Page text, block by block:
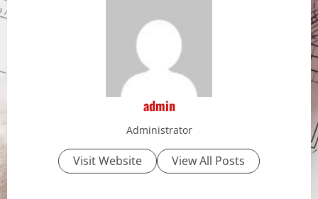
admin
Administrator
Visit Website View All Posts